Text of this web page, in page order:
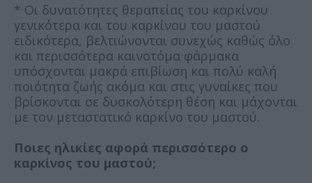
* Οι δυνατότητες θεραπείας του καρκίνου
γενικότερα και του καρκίνου του μαστού
ειδικότερα, βελτιώνονται συνεχώς καθώς όλο
και περισσότερα καινοτόμα φάρμακα
υπόσχονται μακρά επιβίωση και πολύ καλή
ποιότητα ζωής ακόμα και στις γυναίκες που
βρίσκονται σε δυσκολότερη θέση και μάχονται
με τον μεταστατικό καρκίνο του μαστού.
Ποιες ηλικίες αφορά περισσότερο ο
καρκίνος του μαστού;